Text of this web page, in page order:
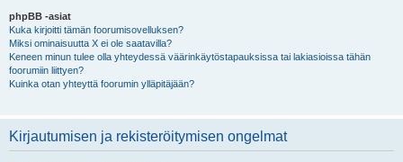
phpBB -asiat
Kuka kirjoitti tämän foorumisovelluksen?
Miksi ominaisuutta X ei ole saatavilla?
Keneen minun tulee olla yhteydessä väärinkäytöstapauksissa tai lakiasioissa tähän
foorumiin liittyen?
Kuinka otan yhteyttä foorumin ylläpitäjään?
Kirjautumisen ja rekisteröitymisen ongelmat